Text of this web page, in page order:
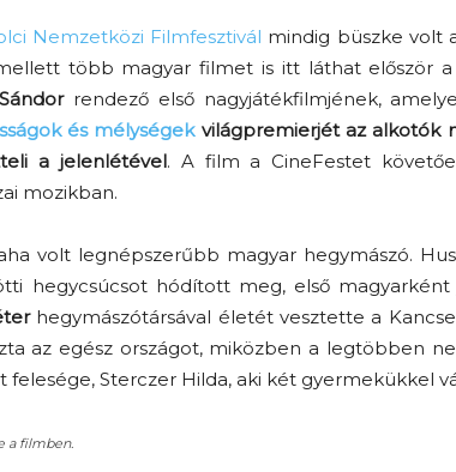
Nemzetközi Filmfesztivál mindig büszke volt
több magyar filmet is itt láthat először
rendező első nagyjátékfilmjének,
és mélységekvilágpremierjét az alkotók
a jelenlétével. A film a CineFestet
mozikban.
volt legnépszerűbb magyar hegymászó.
hegycsúcsot hódított meg, első
hegymászótársával életét vesztette a
az egész országot, miközben a legtöbben
felesége, Sterczer Hilda, aki két gyermekükkel
a filmben.